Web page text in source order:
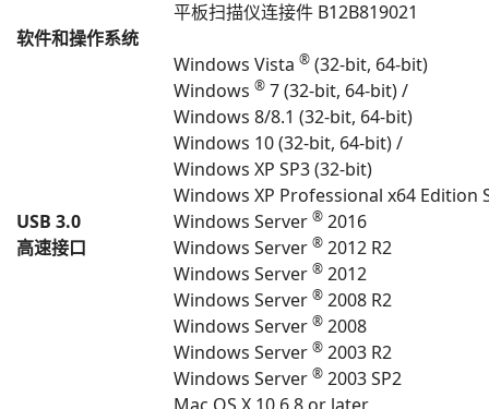
平板扫描仪连接件 B12B819021
软件和操作系统
USB 3.0
高速接口
Windows Vista ® (32-bit, 64-bit)
Windows ® 7 (32-bit, 64-bit) /
Windows 8/8.1 (32-bit, 64-bit)
Windows 10 (32-bit, 64-bit) /
Windows XP SP3 (32-bit)
Windows XP Professional x64 Edition
Windows Server ® 2016
Windows Server ® 2012 R2
Windows Server ® 2012
Windows Server ® 2008 R2
Windows Server ® 2008
Windows Server ® 2003 R2
Windows Server ® 2003 SP2